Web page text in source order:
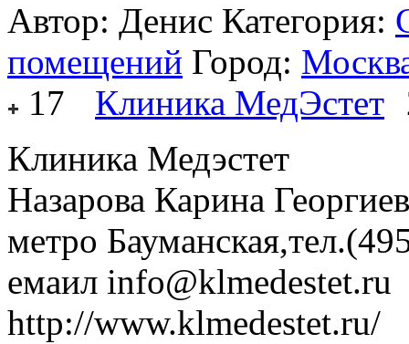
Автор: Денис Категория:
помещений Город:
17
Клиника МедЭстет
Клиника Медэстет
Назарова Карина
метро
емаил info@klmedestet.ru
http://www.klmedestet.ru/